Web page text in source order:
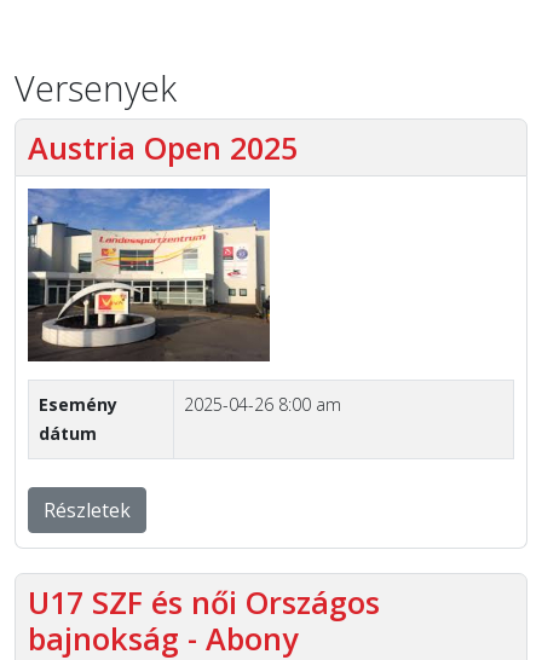
Versenyek
Austria Open 2025
Esemény
dátum
2025-04-26 8:00 am
Részletek
U17 SZF és női Országos
bajnokság - Abony